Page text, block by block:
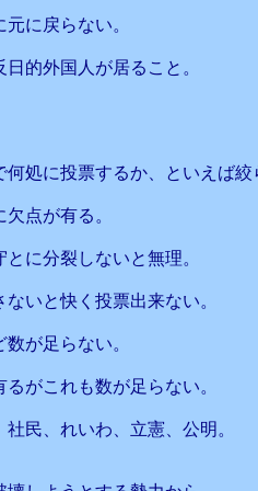
に戻らない。
的外国人が居ること。
処に投票するか、といえば絞
点が有る。
に分裂しないと無理。
いと快く投票出来ない。
が足らない。
がこれも数が足らない。
民、れいわ、立憲、公明。